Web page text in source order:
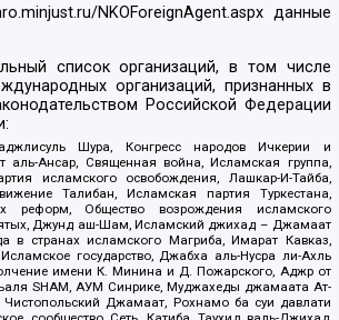
NKOForeignAgent.aspxданные
список организаций, в том числе
организаций, признанных в
Российской Федерации
Шура, Конгресс народов Ичкерии и
аль-Ансар, Священная война, Исламская группа,
исламского освобождения, Лашкар-И-Тайба,
Талибан, Исламская партия Туркестана,
реформ, Общество возрождения исламского
Джунд аш-Шам, Исламский джихад – Джамаат
в странах исламского Магриба, Имарат Кавказ,
государство, Джабха аль-Нусра ли-Ахль
имени К. Минина и Д. Пожарского, Аджр от
SHAM, АУМ Синрике, Муджахеды джамаата Ат-
Джамаат, Рохнамо ба суи давлати